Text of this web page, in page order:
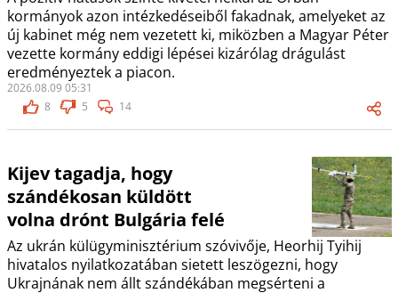
kormányok azon intézkedéseiből fakadnak, amelyeket az
új kabinet még nem vezetett ki, miközben a Magyar Péter
vezette kormány eddigi lépései kizárólag drágulást
eredményeztek a piacon.
2026.08.09 05:31
8
5 14
Kijev tagadja, hogy
szándékosan küldött
volna drónt Bulgária felé
Az ukrán külügyminisztérium szóvivője, Heorhij Tyihij
hivatalos nyilatkozatában sietett leszögezni, hogy
Ukrajnának nem állt szándékában megsérteni a